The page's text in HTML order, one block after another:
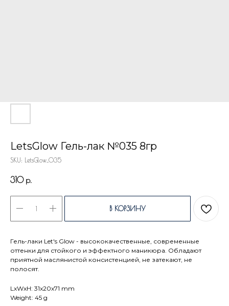
LetsGlow Гель-лак №035 8гр
SKU: LetsGlow_035
310 р.
В КОРЗИНУ
Гель-лаки Let's Glow - высококачественные, современные
оттенки для стойкого и эффектного маникюра. Обладают
приятной маслянистой консистенцией, не затекают, не
полосят.
LxWxH: 31x20x71 mm
Weight: 45 g